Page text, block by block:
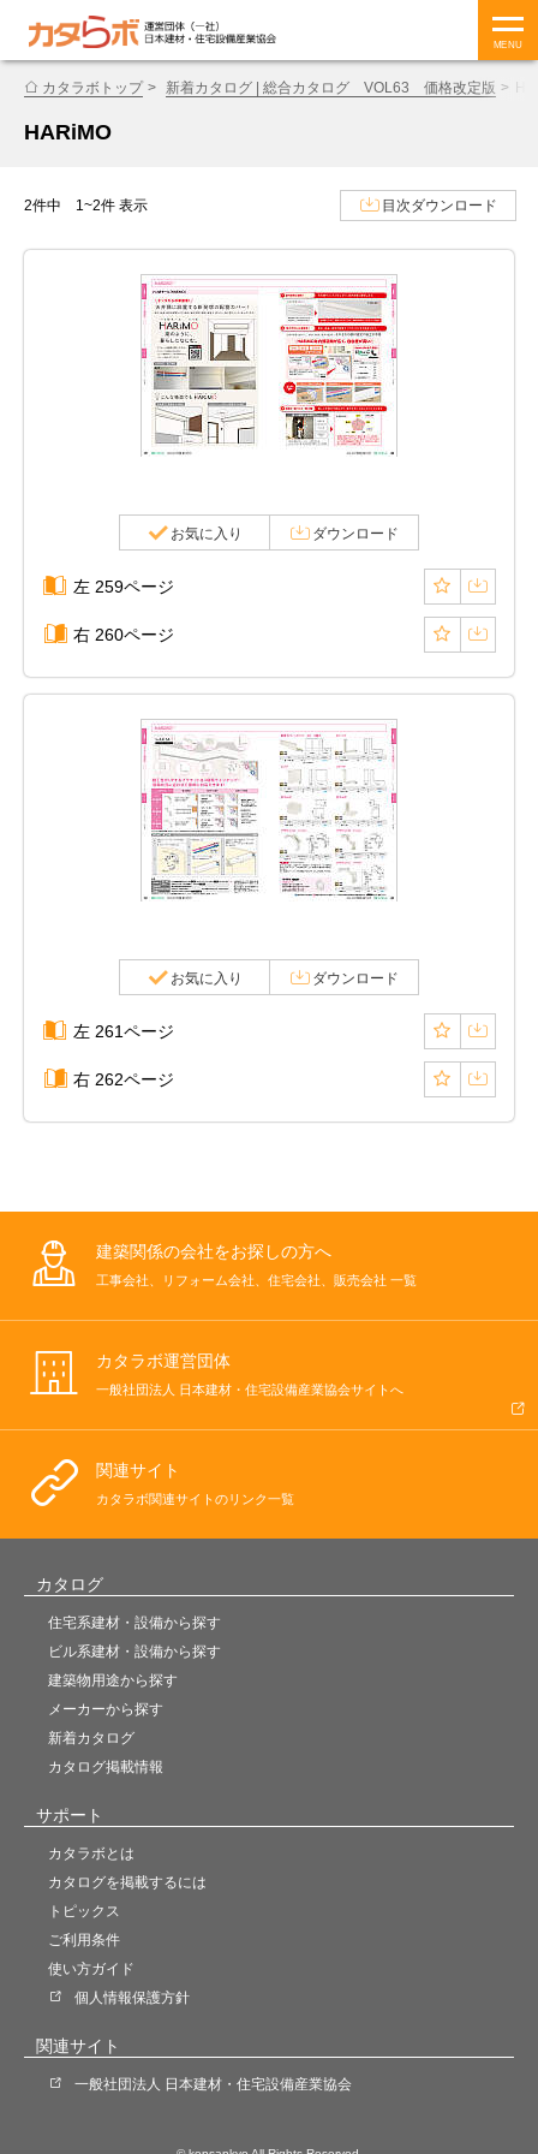
MENU
カタラボトップ 新着カタログ | 総合カタログ VOL63 価格改定版
HARiMO
2件中 1~2件 表示 目次ダウンロード
お気に入り ダウンロード
左 259ページ
右 260ページ
お気に入り ダウンロード
左 261ページ
右 262ページ
建築関係の会社をお探しの方へ
工事会社、リフォーム会社、住宅会社、販売会社 一覧
カタラボ運営団体
一般社団法人 日本建材・住宅設備産業協会サイトへ
関連サイト
カタラボ関連サイトのリンク一覧
カタログ
住宅系建材・設備から探す
ビル系建材・設備から探す
建築物用途から探す
メーカーから探す
新着カタログ
カタログ掲載情報
サポート
カタラボとは
カタログを掲載するには
トピックス
ご利用条件
使い方ガイド
個人情報保護方針
関連サイト
一般社団法人 日本建材・住宅設備産業協会